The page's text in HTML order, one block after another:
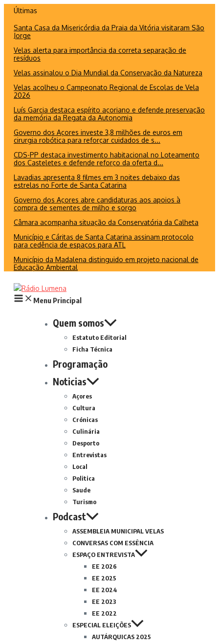
conteúdo
Últimas
Santa Casa da Misericórdia da Praia da Vitória visitaram São
Jorge
Velas alerta para importância da correta separação de
resíduos
Velas assinalou o Dia Mundial da Conservação da Natureza
Velas acolheu o Campeonato Regional de Escolas de Vela
2026
Luís Garcia destaca espírito açoriano e defende preservação
da memória da Regata da Autonomia
Governo dos Açores investe 3,8 milhões de euros em
cirurgia robótica para reforçar cuidados de s...
CDS-PP destaca investimento habitacional no Loteamento
dos Casteletes e defende reforço da oferta d...
Lavadias apresenta 8 filmes em 3 noites debaixo das
estrelas no Forte de Santa Catarina
Governo dos Açores abre candidaturas aos apoios à
compra de sementes de milho e sorgo
Câmara acompanha situação da Conservatória da Calheta
Município e Cáritas de Santa Catarina assinam protocolo
para cedência de espaços para ATL
Município da Madalena distinguido em projeto nacional de
Educação Ambiental
Menu Principal
Quem somos
Estatuto Editorial
Ficha Técnica
Programação
Noticias
Açores
Cultura
Crónicas
Culinária
Desporto
Entrevistas
Local
Politica
Saude
Turismo
Podcast
ASSEMBLEIA MUNICIPAL VELAS
CONVERSAS COM ESSÊNCIA
ESPAÇO ENTREVISTA
EE 2026
EE 2025
EE 2024
EE 2023
EE 2022
ESPECIAL ELEIÇÕES
AUTÁRQUICAS 2025